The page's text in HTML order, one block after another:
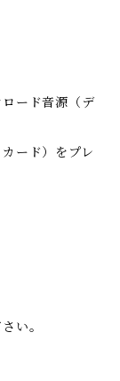
ード音源（デ
ード）をプレ
い。